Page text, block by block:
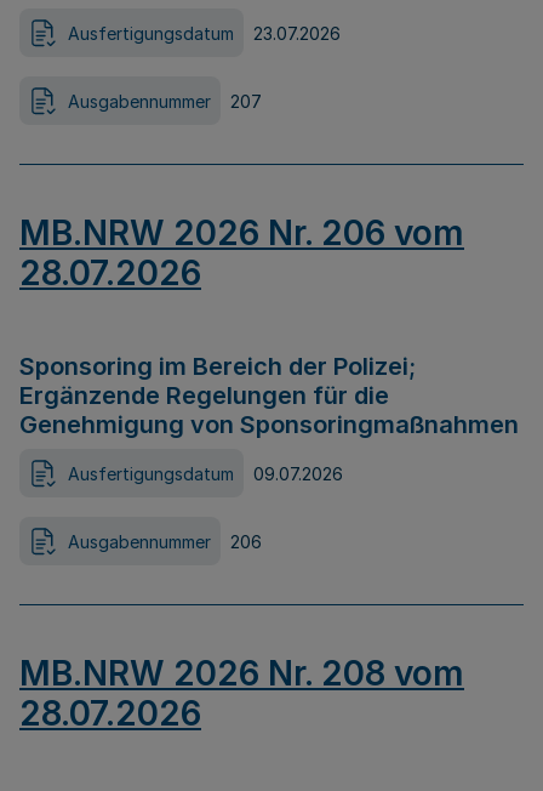
Ausfertigungsdatum 23.07.2026
Ausgabennummer 207
MB.NRW 2026 Nr. 206 vom
28.07.2026
Sponsoring im Bereich der Polizei;
Ergänzende Regelungen für die
Genehmigung von Sponsoringmaßnahmen
Ausfertigungsdatum 09.07.2026
Ausgabennummer 206
MB.NRW 2026 Nr. 208 vom
28.07.2026